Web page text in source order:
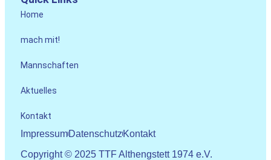
Home
mach mit!
Mannschaften
Aktuelles
Kontakt
ImpressumDatenschutzKontakt
Copyright © 2025 TTF Althengstett 1974 e.V.